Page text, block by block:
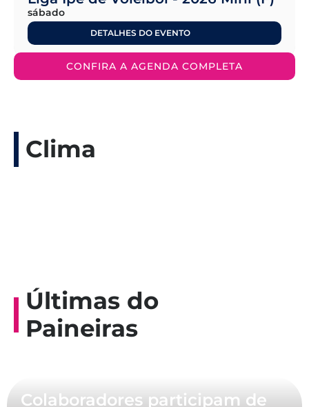
sábado
DETALHES DO EVENTO
CONFIRA A AGENDA COMPLETA
Clima
Últimas do
Paineiras
Colaboradores participam de